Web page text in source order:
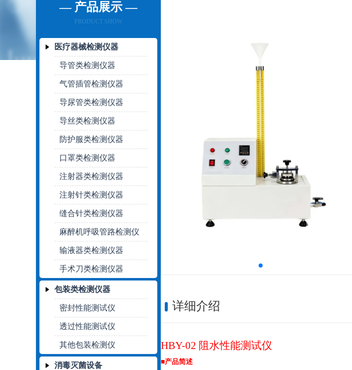
— 产品展示 —
PRODUCT SHOW
医疗器械检测仪器
导管类检测仪器
气管插管检测仪器
导尿管类检测仪器
导丝类检测仪器
防护服类检测仪器
口罩类检测仪器
注射器类检测仪器
注射针类检测仪器
缝合针类检测仪器
麻醉机呼吸管路检测仪
输液器类检测仪器
手术刀类检测仪器
包装类检测仪器
密封性能测试仪
透过性能测试仪
其他包装检测仪
消毒灭菌设备
详细介绍
HBY-02 阻水性能测试仪
■产品简述